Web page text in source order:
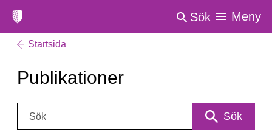
Sök Meny
Startsida
Publikationer
Sök: Sök